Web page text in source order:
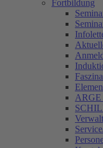
Fortbildung
ARGE